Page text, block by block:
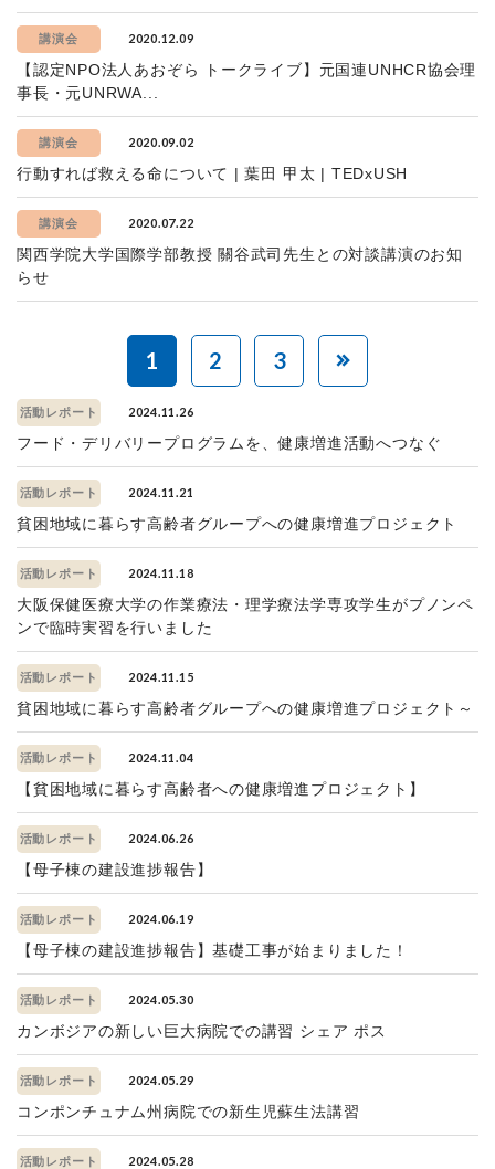
講演会 2020.12.09
【認定NPO法人あおぞら トークライブ】元国連UNHCR協会理
事長・元UNRWA...
講演会 2020.09.02
行動すれば救える命について | 葉田 甲太 | TEDxUSH
講演会 2020.07.22
関西学院大学国際学部教授 關谷武司先生との対談講演のお知
らせ
1 2 3
活動レポート 2024.11.26
フード・デリバリープログラムを、健康増進活動へつなぐ
活動レポート 2024.11.21
貧困地域に暮らす高齢者グループへの健康増進プロジェクト
活動レポート 2024.11.18
大阪保健医療大学の作業療法・理学療法学専攻学生がプノンペ
ンで臨時実習を行いました
活動レポート 2024.11.15
貧困地域に暮らす高齢者グループへの健康増進プロジェクト～
活動レポート 2024.11.04
【貧困地域に暮らす高齢者への健康増進プロジェクト】
活動レポート 2024.06.26
【母子棟の建設進捗報告】
活動レポート 2024.06.19
【母子棟の建設進捗報告】基礎工事が始まりました！
活動レポート 2024.05.30
カンボジアの新しい巨大病院での講習 シェア ポス
活動レポート 2024.05.29
コンポンチュナム州病院での新生児蘇生法講習
活動レポート 2024.05.28